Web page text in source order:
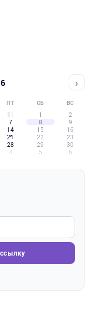
›
ПТ СБ ВС
31 1
2
7 8
9
14 15
16
21 22
23
28 29
30
4 5 6